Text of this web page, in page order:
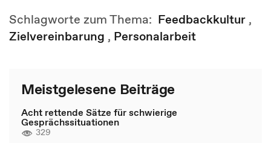
Schlagworte zum Thema: Feedbackkultur ,
Zielvereinbarung , Personalarbeit
Meistgelesene Beiträge
Acht rettende Sätze für schwierige
Gesprächssituationen
329